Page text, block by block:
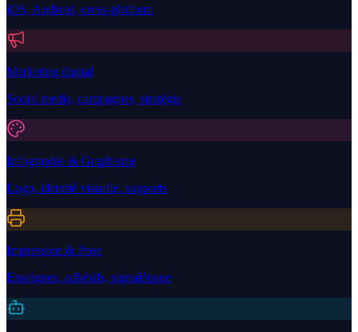
iOS, Android, cross-platform
Marketing digital
Social media, campagnes, stratégie
Infographie & Graphisme
Logo, identité visuelle, supports
Impression & Pose
Enseignes, adhésifs, signalétique